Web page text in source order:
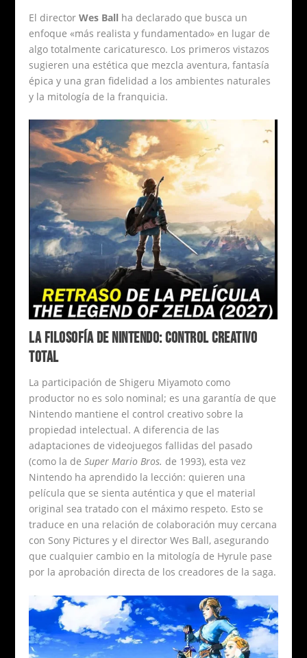
El directorWes Ball ha declarado que busca un
enfoque «más realista y fundamentado» en lugar de
algo totalmente caricaturesco. Los primeros vistazos
sugieren una estética que mezcla aventura, fantasía
épica y una gran fidelidad a los ambientes naturales
y la mitología de la franquicia.
LA FILOSOFÍA DE NINTENDO: CONTROL CREATIVO
TOTAL
La participación de Shigeru Miyamoto como
productor no es solo nominal; es una garantía de que
Nintendo mantiene el control creativo sobre la
propiedad intelectual. A diferencia de las
adaptaciones de videojuegos fallidas del pasado
(como la deSuper Mario Bros. de 1993), esta vez
Nintendo ha aprendido la lección: quieren una
película que se sienta auténtica y que el material
original sea tratado con el máximo respeto. Esto se
traduce en una relación de colaboración muy cercana
con Sony Pictures y el director Wes Ball, asegurando
que cualquier cambio en la mitología de Hyrule pase
por la aprobación directa de los creadores de la saga.